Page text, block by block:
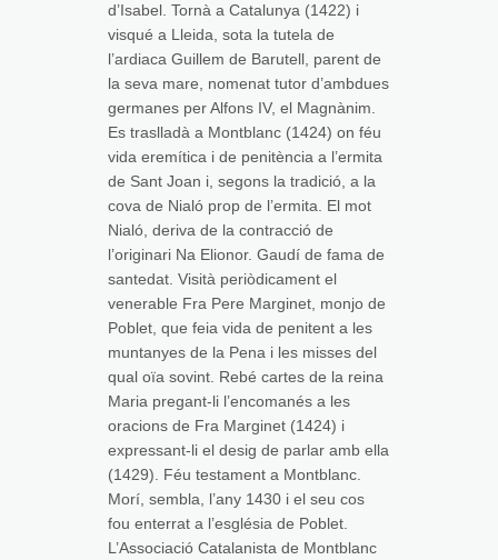
d’Isabel. Tornà a Catalunya (1422) i
visqué a Lleida, sota la tutela de
l’ardiaca Guillem de Barutell, parent de
la seva mare, nomenat tutor d’ambdues
germanes per Alfons IV, el Magnànim.
Es traslladà a Montblanc (1424) on féu
vida eremítica i de penitència a l’ermita
de Sant Joan i, segons la tradició, a la
cova de Nialó prop de l’ermita. El mot
Nialó, deriva de la contracció de
l’originari Na Elionor. Gaudí de fama de
santedat. Visità periòdicament el
venerable Fra Pere Marginet, monjo de
Poblet, que feia vida de penitent a les
muntanyes de la Pena i les misses del
qual oïa sovint. Rebé cartes de la reina
Maria pregant-li l’encomanés a les
oracions de Fra Marginet (1424) i
expressant-li el desig de parlar amb ella
(1429). Féu testament a Montblanc.
Morí, sembla, l’any 1430 i el seu cos
fou enterrat a l’església de Poblet.
L’Associació Catalanista de Montblanc